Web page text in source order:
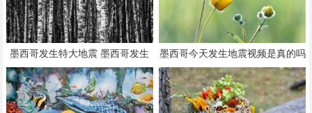
墨西哥发生特大地震 墨西哥发生
6.02级地震
墨西哥今天发生地震视频是真的吗